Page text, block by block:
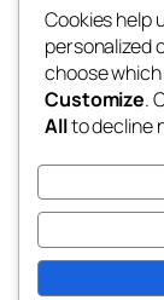
你最喜欢
博客
关于
常见问题
作者
Cookies help
personalized
choose
Customize.
Allto decline